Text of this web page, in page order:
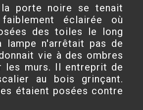
porte noire se tenait
éclairée où
des toiles le long
lampe n'arrêtait pas de
vie à des ombres
les murs. Il entreprit de
au bois grinçant.
étaient posées contre